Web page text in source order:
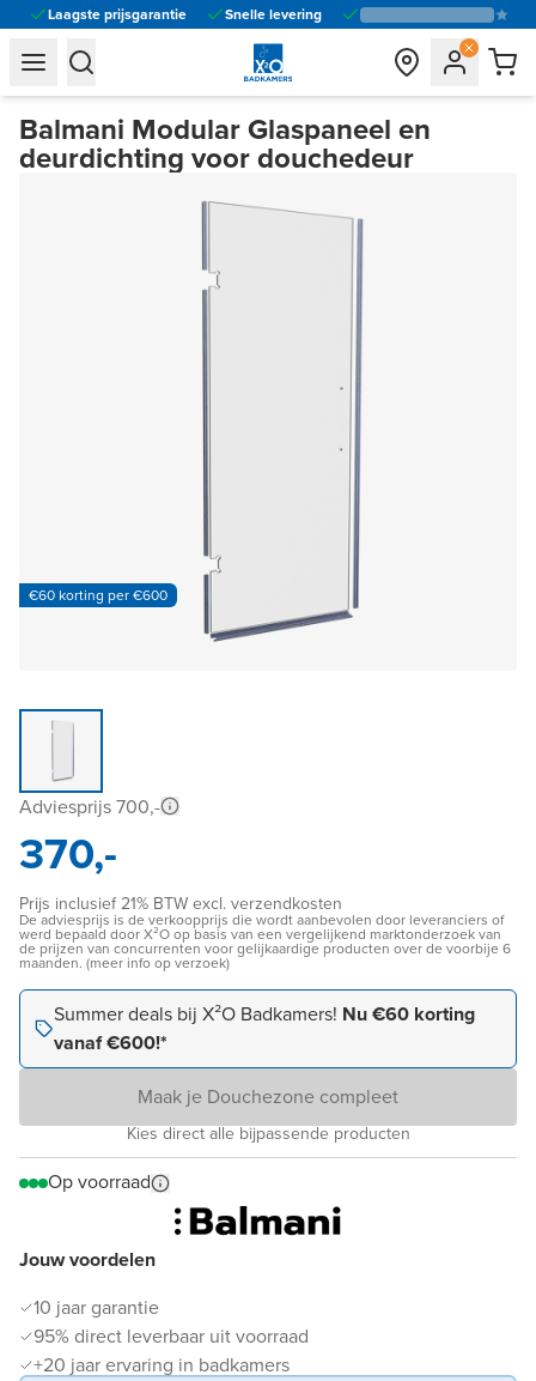
Laagste prijsgarantie Snelle levering
general.navigation.toggle_menu.label
general.navigation.toggle_menu.label
Balmani Modular Glaspaneel en
deurdichting voor douchedeur
€60 korting per €600
Jouw voordelen
10 jaar garantie
95% direct leverbaar uit voorraad
+20 jaar ervaring in badkamers
Adviesprijs 700,-
370,-
Prijs inclusief 21% BTW excl. verzendkosten
De adviesprijs is de verkoopprijs die wordt aanbevolen door leveranciers of
werd bepaald door X²O op basis van een vergelijkend marktonderzoek van
de prijzen van concurrenten voor gelijkaardige producten over de voorbije 6
maanden. (meer info op verzoek)
Summer deals bij X²O Badkamers! Nu €60 korting
vanaf €600!*
Maak je Douchezone compleet
Kies direct alle bijpassende producten
Op voorraad